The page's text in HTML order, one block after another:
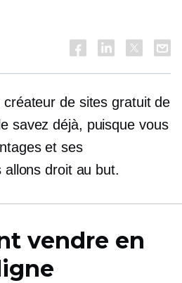
de sites gratuit de
savez déjà, puisque vous
et ses
allons droit au but.
vendre en